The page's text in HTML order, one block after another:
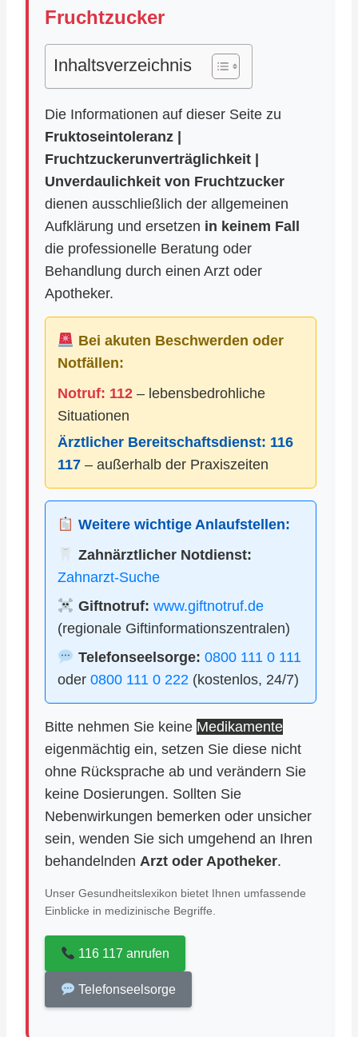
Fruchtzucker
Inhaltsverzeichnis
Die Informationen auf dieser Seite zu
Fruktoseintoleranz |
Fruchtzuckerunverträglichkeit |
Unverdaulichkeit von Fruchtzucker
dienen ausschließlich der allgemeinen
Aufklärung und ersetzen in keinem Fall
die professionelle Beratung oder
Behandlung durch einen Arzt oder
Apotheker.
Bei akuten Beschwerden oder
Notfällen:
Notruf: 112 – lebensbedrohliche
Situationen
Ärztlicher Bereitschaftsdienst: 116
117 – außerhalb der Praxiszeiten
Weitere wichtige Anlaufstellen:
Zahnärztlicher Notdienst:
Zahnarzt-Suche
Giftnotruf: www.giftnotruf.de
(regionale Giftinformationszentralen)
Telefonseelsorge: 0800 111 0 111
oder 0800 111 0 222 (kostenlos, 24/7)
Bitte nehmen Sie keine Medikamente
eigenmächtig ein, setzen Sie diese nicht
ohne Rücksprache ab und verändern Sie
keine Dosierungen. Sollten Sie
Nebenwirkungen bemerken oder unsicher
sein, wenden Sie sich umgehend an Ihren
behandelnden Arzt oder Apotheker.
Unser Gesundheitslexikon bietet Ihnen umfassende
Einblicke in medizinische Begriffe.
116 117 anrufen
Telefonseelsorge